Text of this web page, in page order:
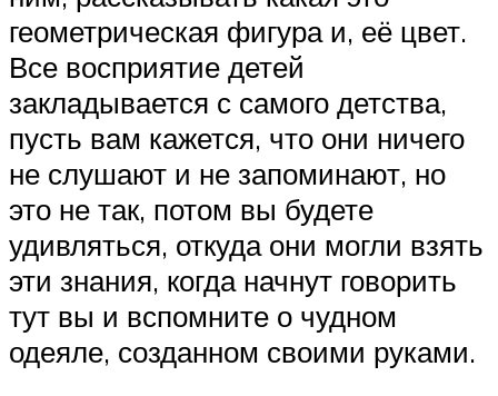
геометрическая фигура и, её цвет.
Все восприятие детей
закладывается с самого детства,
пусть вам кажется, что они ничего
не слушают и не запоминают, но
это не так, потом вы будете
удивляться, откуда они могли взять
эти знания, когда начнут говорить
тут вы и вспомните о чудном
одеяле, созданном своими руками.